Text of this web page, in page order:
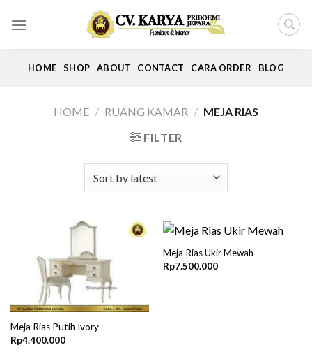
HOME SHOP ABOUT CONTACT CARA ORDER BLOG
HOME / RUANG KAMAR / MEJA RIAS
FILTER
Meja Rias Putih Ivory
Rp4.400.000
Meja Rias Ukir Mewah
Rp7.500.000